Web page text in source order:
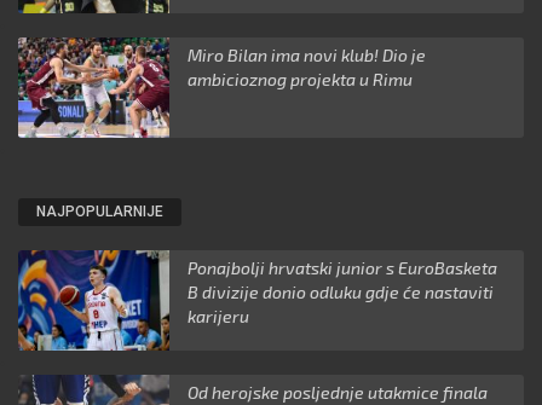
Miro Bilan ima novi klub! Dio je
ambicioznog projekta u Rimu
NAJPOPULARNIJE
Ponajbolji hrvatski junior s EuroBasketa
B divizije donio odluku gdje će nastaviti
karijeru
Od herojske posljednje utakmice finala